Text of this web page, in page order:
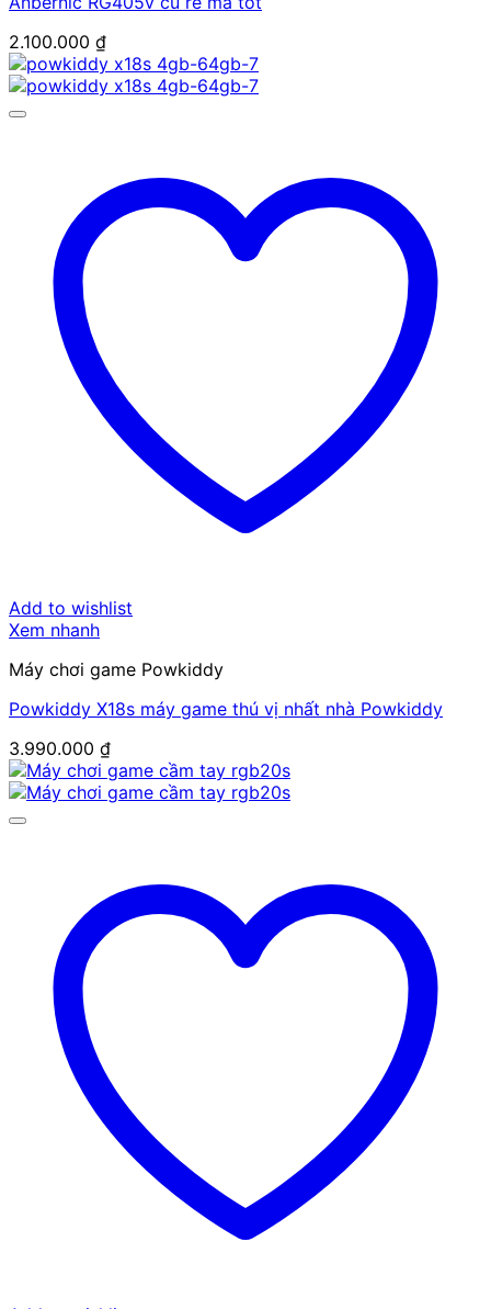
2.100.000 ₫
Add to wishlist
Xem nhanh
Máy chơi game Powkiddy
Powkiddy X18s máy game thú vị nhất nhà Powkiddy
3.990.000 ₫